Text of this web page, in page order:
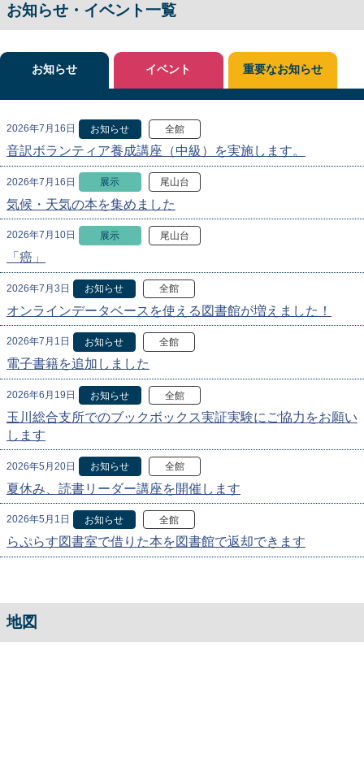
お知らせ・イベント一覧
お知らせ
2026年7月16日 お知らせ 全館
音訳ボランティア養成講座（中級）を実施します。
2026年7月16日 展示 尾山台
気候・天気の本を集めました
2026年7月10日 展示 尾山台
「癌」
2026年7月3日 お知らせ 全館
オンラインデータベースを使える図書館が増えました！
2026年7月1日 お知らせ 全館
電子書籍を追加しました
2026年6月19日 お知らせ 全館
玉川総合支所でのブックボックス実証実験にご協力をお願い
します
2026年5月20日 お知らせ 全館
夏休み、読書リーダー講座を開催します
2026年5月1日 お知らせ 全館
らぷらす図書室で借りた本を図書館で返却できます
イベント 重要なお知らせ
地図